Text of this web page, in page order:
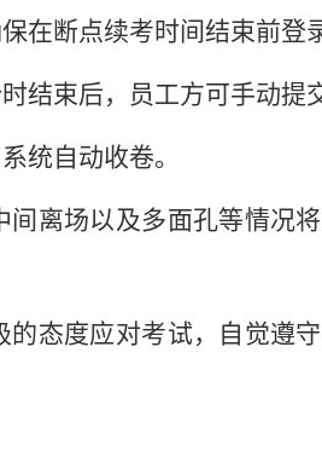
在断点续考时间结束前登
结束后，员工方可手动提
统自动收卷。
离场以及多面孔等情况
态度应对考试，自觉遵